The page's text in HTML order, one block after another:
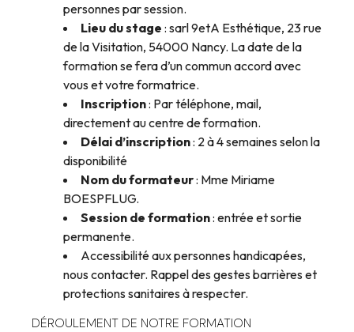
personnes par session.
Lieu du stage : sarl 9etA Esthétique, 23 rue
de la Visitation, 54000 Nancy. La date de la
formation se fera d’un commun accord avec
vous et votre formatrice.
Inscription: Par téléphone, mail,
directement au centre de formation.
Délai d’inscription: 2 à 4 semaines selon la
disponibilité
Nom du formateur: Mme Miriame
BOESPFLUG.
Session de formation: entrée et sortie
permanente.
Accessibilité aux personnes handicapées,
nous contacter. Rappel des gestes barrières et
protections sanitaires à respecter.
DÉROULEMENT DE NOTRE FORMATION